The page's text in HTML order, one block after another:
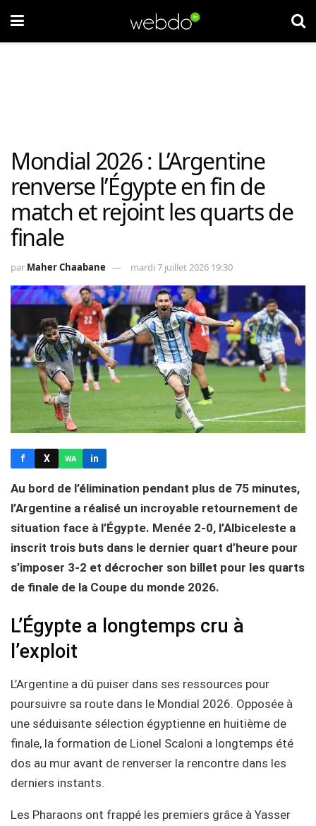
Mondial 2026 : L’Argentine
renverse l’Égypte en fin de
match et rejoint les quarts de
finale
par Maher Chaabane mardi 7 juillet 2026 19:30
f X WA in
Au bord de l’élimination pendant plus de 75 minutes,
l’Argentine a réalisé un incroyable retournement de
situation face à l’Égypte. Menée 2-0, l’Albiceleste a
inscrit trois buts dans le dernier quart d’heure pour
s’imposer 3-2 et décrocher son billet pour les quarts
de finale de la Coupe du monde 2026.
L’Égypte a longtemps cru à
l’exploit
L’Argentine a dû puiser dans ses ressources pour
poursuivre sa route dans le Mondial 2026. Opposée à
une séduisante sélection égyptienne en huitième de
finale, la formation de Lionel Scaloni a longtemps été
dos au mur avant de renverser la rencontre dans les
derniers instants.
Les Pharaons ont frappé les premiers grâce à Yasser